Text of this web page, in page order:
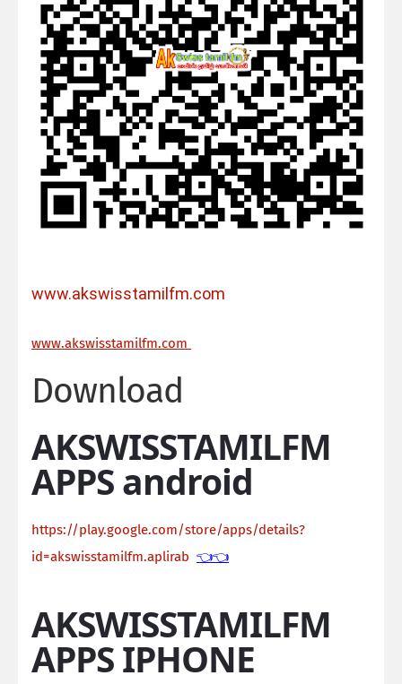
www.akswisstamilfm.com
www.akswisstamilfm.com
Download
AKSWISSTAMILFM
APPS android
https://play.google.com/store/apps/details?
id=akswisstamilfm.aplirab 👈👈
AKSWISSTAMILFM
APPS IPHONE